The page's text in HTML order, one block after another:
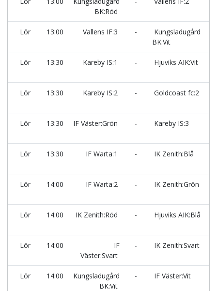
BK:Röd
Lör 13:00 Vallens IF:3 -
Kungsladugård
BK:Vit
Lör 13:30 Kareby IS:1 -
Hjuviks AIK:Vit
Lör 13:30 Kareby IS:2 -
Goldcoast fc:2
Lör 13:30 IF Väster:Grön -
Kareby IS:3
Lör 13:30 IF Warta:1 -
IK Zenith:Blå
Lör 14:00 IF Warta:2 -
IK Zenith:Grön
Lör 14:00 IK Zenith:Röd -
Hjuviks AIK:Blå
Lör 14:00
IF
Väster:Svart
-
IK Zenith:Svart
Lör 14:00
Kungsladugård
BK:Vit
-
IF Väster:Vit